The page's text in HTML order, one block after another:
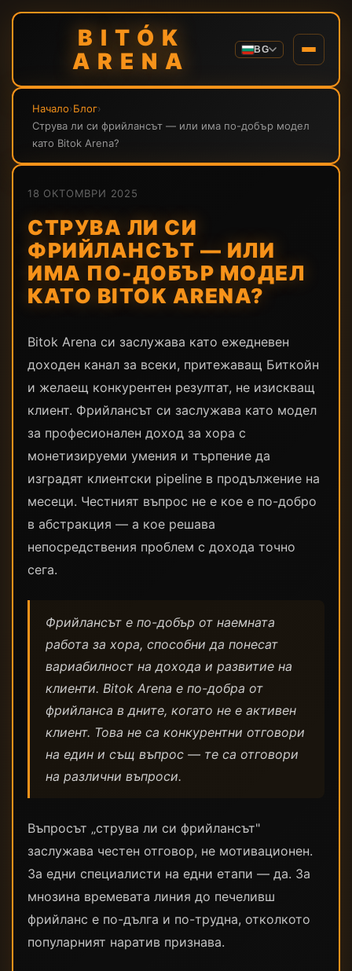
BITÓK
ARENA
BG
Начало›Блог›
Струва ли си фрийлансът — или има по-добър модел
като Bitok Arena?
18 ОКТОМВРИ 2025
СТРУВА ЛИ СИ
ФРИЙЛАНСЪТ — ИЛИ
ИМА ПО-ДОБЪР МОДЕЛ
КАТО BITOK ARENA?
Bitok Arena си заслужава като ежедневен
доходен канал за всеки, притежаващ Биткойн
и желаещ конкурентен резултат, не изискващ
клиент. Фрийлансът си заслужава като модел
за професионален доход за хора с
монетизируеми умения и търпение да
изградят клиентски pipeline в продължение на
месеци. Честният въпрос не е кое е по-добро
в абстракция — а кое решава
непосредствения проблем с дохода точно
сега.
Фрийлансът е по-добър от наемната
работа за хора, способни да понесат
вариабилност на дохода и развитие на
клиенти. Bitok Arena е по-добра от
фрийланса в дните, когато не е активен
клиент. Това не са конкурентни отговори
на един и същ въпрос — те са отговори
на различни въпроси.
Въпросът „струва ли си фрийлансът"
заслужава честен отговор, не мотивационен.
За едни специалисти на едни етапи — да. За
мнозина времевата линия до печеливш
фрийланс е по-дълга и по-трудна, отколкото
популарният наратив признава.